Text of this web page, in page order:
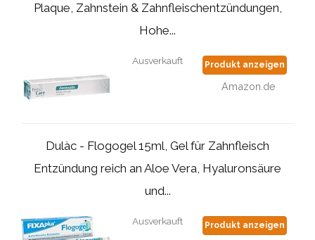
Plaque, Zahnstein & Zahnfleischentzündungen,
Hohe...
Ausverkauft Produkt anzeigen
Amazon.de
Dulàc - Flogogel 15ml, Gel für Zahnfleisch
Entzündung reich an Aloe Vera, Hyaluronsäure
und...
Ausverkauft Produkt anzeigen